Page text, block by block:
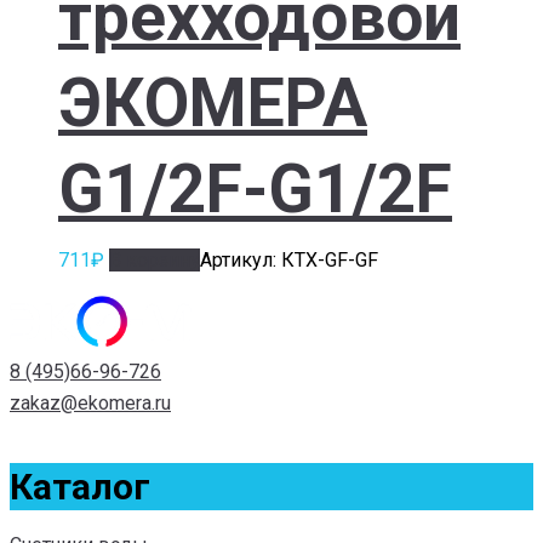
трехходовой
ЭКОМЕРА
G1/2F-G1/2F
711₽ Артикул: КТХ-GF-GF
8 (495)66-96-726
zakaz@ekomera.ru
Каталог